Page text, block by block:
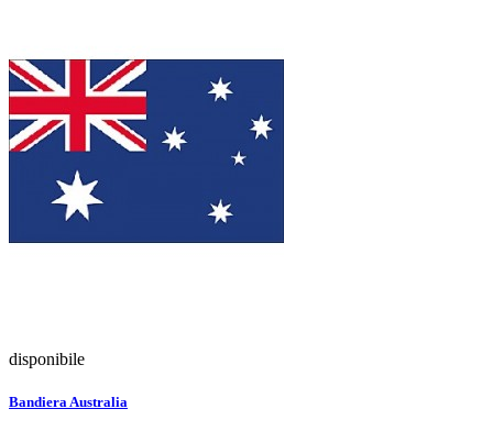
disponibile
Bandiera Australia